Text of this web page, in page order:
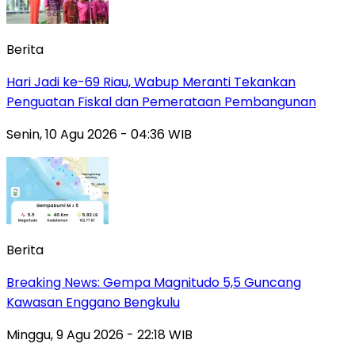
Berita
Hari Jadi ke-69 Riau, Wabup Meranti Tekankan
Penguatan Fiskal dan Pemerataan Pembangunan
Senin, 10 Agu 2026 - 04:36 WIB
Berita
Breaking News: Gempa Magnitudo 5,5 Guncang
Kawasan Enggano Bengkulu
Minggu, 9 Agu 2026 - 22:18 WIB